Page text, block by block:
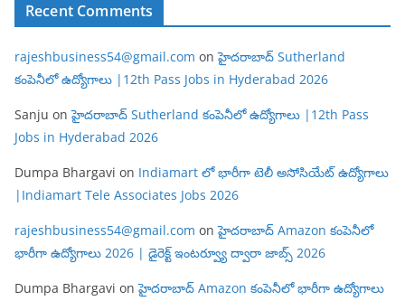
Recent Comments
rajeshbusiness54@gmail.com onహైదరాబాద్ Sutherland
కంపెనీలో ఉద్యోగాలు |12th Pass Jobs in Hyderabad 2026
Sanju onహైదరాబాద్ Sutherland కంపెనీలో ఉద్యోగాలు |12th Pass
Jobs in Hyderabad 2026
Dumpa Bhargavi on Indiamart లో భారీగా టెలీ అసోసియేట్ ఉద్యోగాలు
|Indiamart Tele Associates Jobs 2026
rajeshbusiness54@gmail.com onహైదరాబాద్ Amazon కంపెనీలో
భారీగా ఉద్యోగాలు 2026 | డైరెక్ట్ ఇంటర్వ్యూ ద్వారా జాబ్స్ 2026
Dumpa Bhargavi onహైదరాబాద్ Amazon కంపెనీలో భారీగా ఉద్యోగాలు